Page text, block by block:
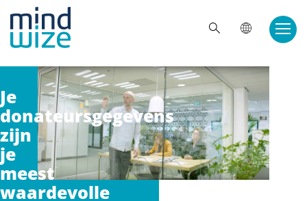
Je
donateursgegevens
zijn
je
meest
waardevolle